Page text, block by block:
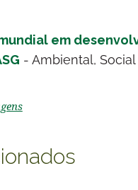
em
- Ambiental,